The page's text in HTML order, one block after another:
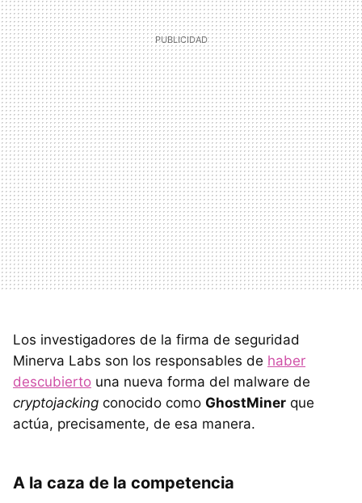
Los investigadores de la firma de seguridad
Minerva Labs son los responsables de haber
descubierto una nueva forma del malware de
cryptojacking conocido como GhostMiner que
actúa, precisamente, de esa manera.
A la caza de la competencia